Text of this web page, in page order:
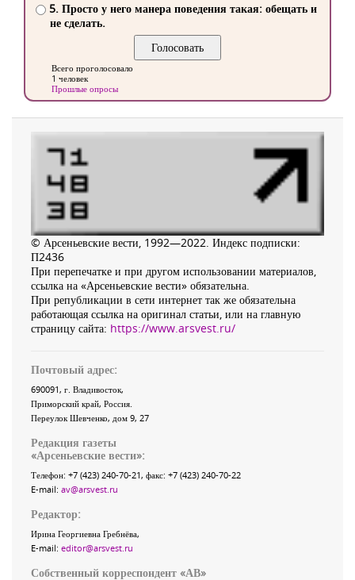
5. Просто у него манера поведения такая: обещать и
не сделать.
Всего проголосовало
1 человек
Прошлые опросы
© Арсеньевские вести, 1992—2022. Индекс подписки:
П2436
При перепечатке и при другом использовании материалов,
ссылка на «Арсеньевские вести» обязательна.
При републикации в сети интернет так же обязательна
работающая ссылка на оригинал статьи, или на главную
страницу сайта: https://www.arsvest.ru/
Почтовый адрес:
690091, г. Владивосток,
Приморский край, Россия
Переулок Шевченко, дом 9, 27
Редакция газеты
«Арсеньевские вести»:
Телефон: +7 (423) 240-70-21, факс: +7 (423) 240-70-22
E-mail: av@arsvest.ru
Редактор:
Ирина Георгиевна Гребнёва,
E-mail: editor@arsvest.ru
Собственный корреспондент «АВ»